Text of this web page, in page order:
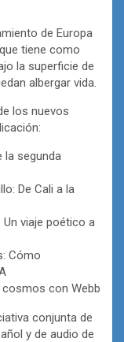
de Europa
tiene como
la superficie de
albergar vida.
los nuevos
la segunda
De Cali a la
Un viaje poético a
Cómo
cosmos con Webb
conjunta de
y de audio de